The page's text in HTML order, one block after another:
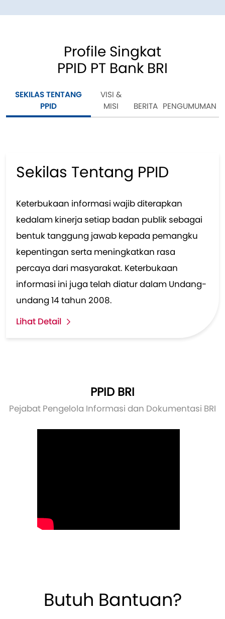
Profile Singkat
PPID PT Bank BRI
SEKILAS TENTANG
PPID
VISI &
MISI
BERITA PENGUMUMAN
Sekilas Tentang PPID
Keterbukaan informasi wajib diterapkan
kedalam kinerja setiap badan publik sebagai
bentuk tanggung jawab kepada pemangku
kepentingan serta meningkatkan rasa
percaya dari masyarakat. Keterbukaan
informasi ini juga telah diatur dalam Undang-
undang 14 tahun 2008.
Lihat Detail
PPID BRI
Pejabat Pengelola Informasi dan Dokumentasi BRI
Butuh Bantuan?